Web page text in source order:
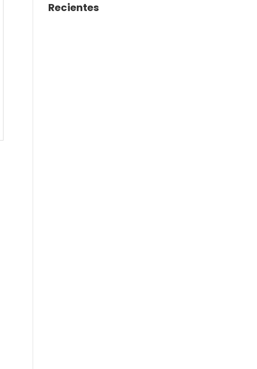
Recientes